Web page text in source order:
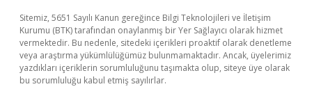
Sitemiz, 5651 Sayılı Kanun gereğince Bilgi Teknolojileri ve İletişim
Kurumu (BTK) tarafından onaylanmış bir Yer Sağlayıcı olarak hizmet
vermektedir. Bu nedenle, sitedeki içerikleri proaktif olarak denetleme
veya araştırma yükümlülüğümüz bulunmamaktadır. Ancak, üyelerimiz
yazdıkları içeriklerin sorumluluğunu taşımakta olup, siteye üye olarak
bu sorumluluğu kabul etmiş sayılırlar.